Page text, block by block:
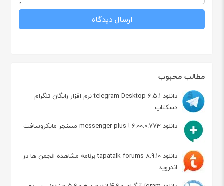
مطالب محبوب
دانلود telegram Desktop 6.5.1 نرم افزار رایگان تلگرام
دسکتاپ
دانلود messenger plus ! 6.00.0.773 مسنجر مایکروسافت
دانلود tapatalk forums 8.9.10 برنامه مشاهده انجمن ها در
اندروید